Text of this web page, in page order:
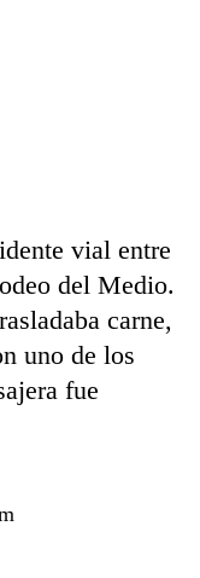
vial entre
del Medio.
carne,
uno de los
fue